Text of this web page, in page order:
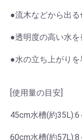
●流木などから出
●透明度の高い水
●水の立ち上がりを
[使用量の目安]
45cm水槽(約35L):6
60cm水槽(約57L):8